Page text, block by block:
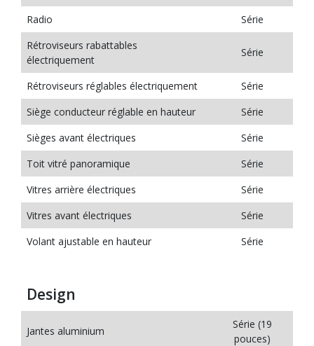
Radio
Série
Rétroviseurs rabattables
électriquement
Série
Rétroviseurs réglables électriquement
Série
Siège conducteur réglable en hauteur
Série
Sièges avant électriques
Série
Toit vitré panoramique
Série
Vitres arrière électriques
Série
Vitres avant électriques
Série
Volant ajustable en hauteur
Série
Design
Jantes aluminium
Série (19
pouces)